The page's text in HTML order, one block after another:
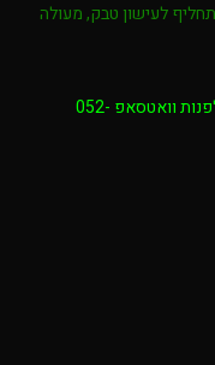
תחליף לעישון טבק, מעולה
להזמנות מעבר לכמות שהאתר מאפשר ניתן לפנות וואטסאפ 052-